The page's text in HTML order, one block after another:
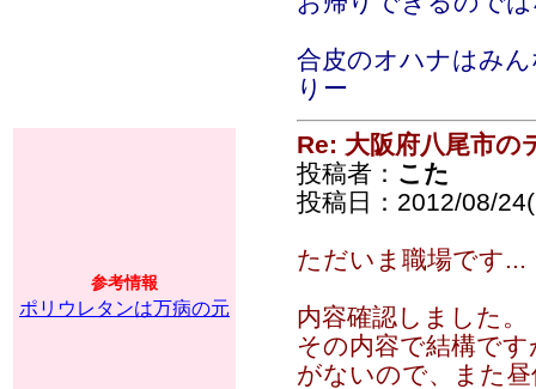
参考情報
ポリウレタンは万病の元
合皮のオハナはみ
りー
Re: 大阪府八尾市の
投稿者： こた
投稿日：2012/08/
ただいま職場です...
内容確認しました。
その内容で結構で
がないので、また